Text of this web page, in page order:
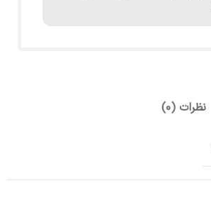
نظرات (0)